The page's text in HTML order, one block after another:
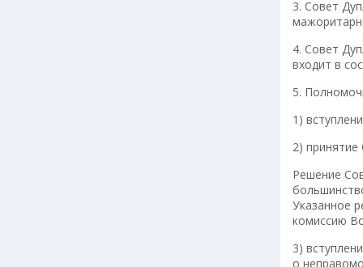
3. Совет
4. Совет
входит в
5.
1)
2) принятие
Решение
Указанное
комиссию
3)
о